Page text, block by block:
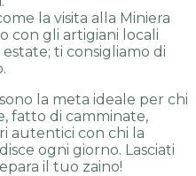
la visita alla Miniera
con gli artigiani locali
ti consigliamo di
sono la meta ideale per chi
fatto di camminate,
autentici con chi la
ogni giorno. Lasciati
il tuo zaino!